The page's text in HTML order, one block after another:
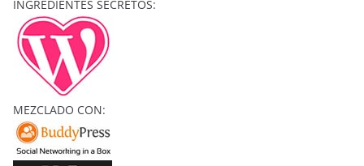
H
Z
Y
C
O
INGREDIENTES SECRETOS:
MEZCLADO CON: